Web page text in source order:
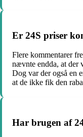
Er 24S priser
Flere kommentarer
nævnte endda, at der
Dog var der også en
at de ikke fik den
Har brugen af